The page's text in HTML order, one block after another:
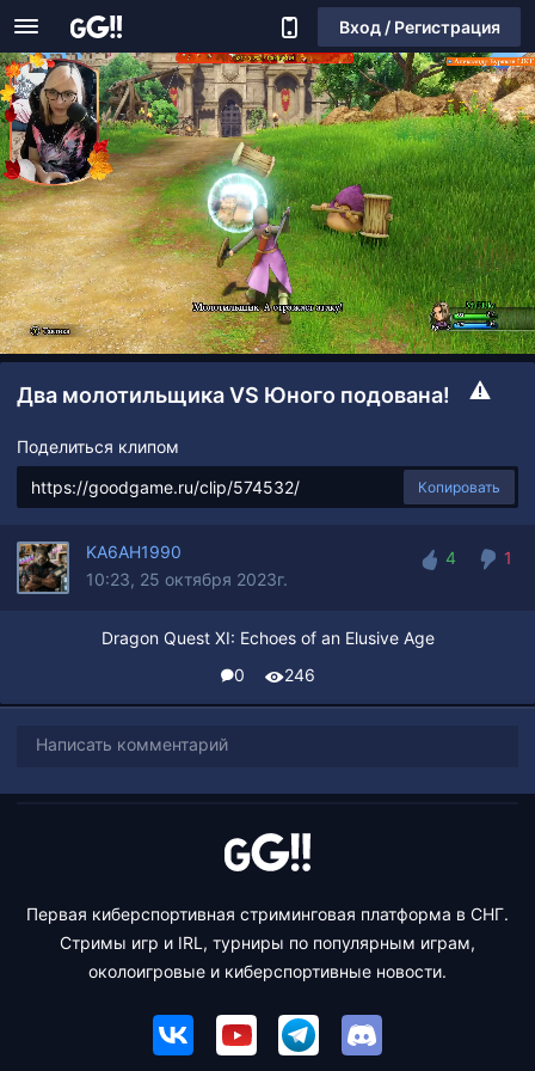
Вход / Регистрация
Два молотильщика VS Юного подована!
Поделиться клипом
Копировать
KA6AH1990
10:23, 25 октября 2023г.
4
1
Dragon Quest XI: Echoes of an Elusive Age
0
246
Написать комментарий
Первая киберспортивная стриминговая платформа в СНГ.
Стримы игр и IRL, турниры по популярным играм,
околоигровые и киберспортивные новости.